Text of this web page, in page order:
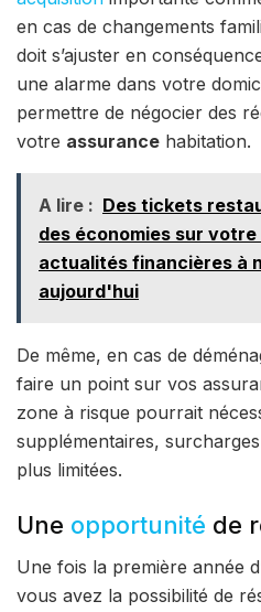
en cas de changements
doit s’ajuster en
une alarme dans votre
permettre de négocier des
votre assurance habitation.
A lire : Des tickets
des économies sur
actualités financières à
aujourd'hui
De même, en cas de
faire un point sur vos
zone à risque pourrait
supplémentaires,
plus limitées.
Une opportunité de
Une fois la première année
vous avez la possibilité de